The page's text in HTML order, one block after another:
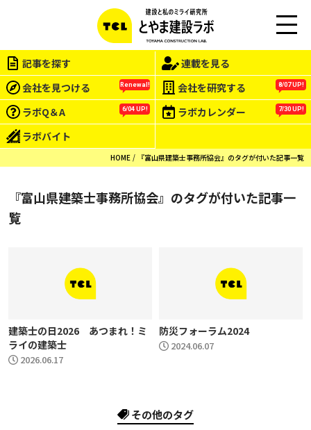
EN
記事を探す
連載を見る
会社を見つける
Renewal! 会社を研究する 8/07 UP!
ラボQ＆A 6/04 UP! ラボカレンダー 7/30 UP!
ラボバイト
HOME 『富山県建築士事務所協会』のタグが付いた記事一覧
『富山県建築士事務所協会』のタグが付いた記事一
覧
建築士の日2026 あつまれ！ミ
ライの建築士
2026.06.17
防災フォーラム2024
2024.06.07
その他のタグ